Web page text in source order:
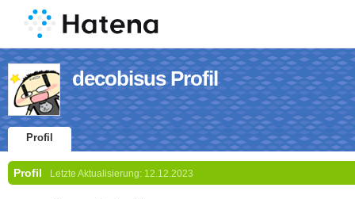
decobisus Profil
Profil
Profil Letzte Aktualisierung: 12.12.2023